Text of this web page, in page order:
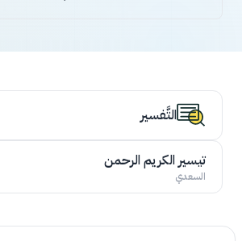
التَّفسير
تيسير الكريم الرحمن
السعدي